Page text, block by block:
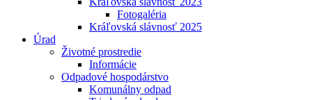
Fotogaléria
Kráľovská slávnosť 2025
Úrad
Životné prostredie
Informácie
Odpadové hospodárstvo
Komunálny odpad